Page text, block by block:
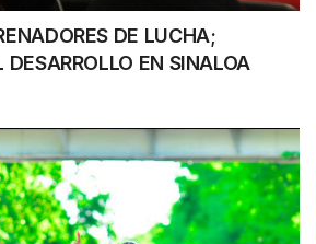
DE LUCHA;
DESARROLLO EN SINALOA